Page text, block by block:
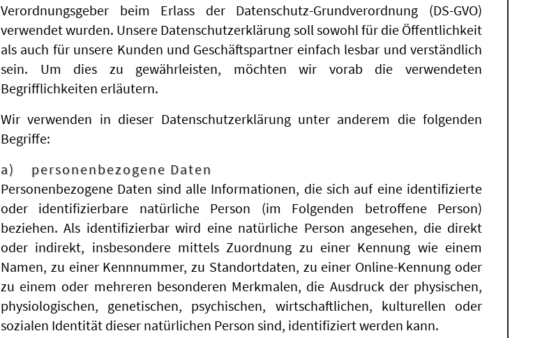
Verordnungsgeber beim Erlass der Datenschutz-Grundverordnung (DS-GVO)
verwendet wurden. Unsere Datenschutzerklärung soll sowohl für die Öffentlichkeit
als auch für unsere Kunden und Geschäftspartner einfach lesbar und verständlich
sein. Um dies zu gewährleisten, möchten wir vorab die verwendeten
Begrifflichkeiten erläutern.
Wir verwenden in dieser Datenschutzerklärung unter anderem die folgenden
Begriffe:
a) personenbezogene Daten
Personenbezogene Daten sind alle Informationen, die sich auf eine identifizierte
oder identifizierbare natürliche Person (im Folgenden betroffene Person)
beziehen. Als identifizierbar wird eine natürliche Person angesehen, die direkt
oder indirekt, insbesondere mittels Zuordnung zu einer Kennung wie einem
Namen, zu einer Kennnummer, zu Standortdaten, zu einer Online-Kennung oder
zu einem oder mehreren besonderen Merkmalen, die Ausdruck der physischen,
physiologischen, genetischen, psychischen, wirtschaftlichen, kulturellen oder
sozialen Identität dieser natürlichen Person sind, identifiziert werden kann.